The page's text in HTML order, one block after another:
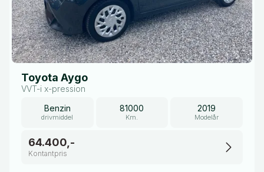
Toyota Aygo
VVT-i x-pression
Benzin
drivmiddel
81000
Km.
2019
Modelår
64.400,-
Kontantpris